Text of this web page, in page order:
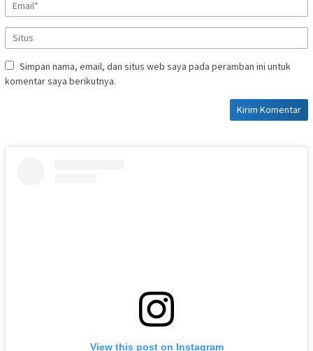
Simpan nama, email, dan situs web saya pada peramban ini untuk
komentar saya berikutnya.
View this post on Instagram